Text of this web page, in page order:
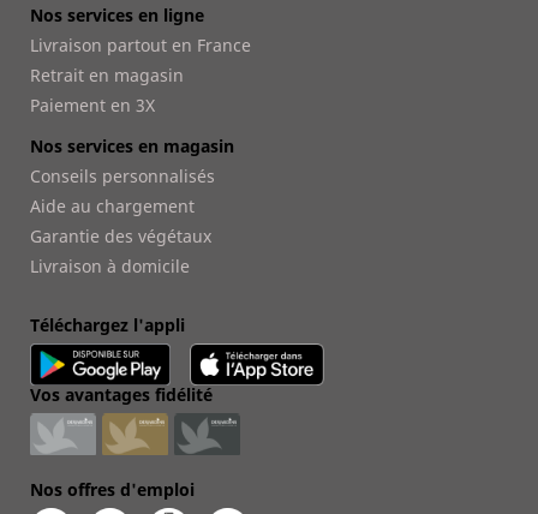
Nos services en ligne
Livraison partout en France
Retrait en magasin
Paiement en 3X
Nos services en magasin
Conseils personnalisés
Aide au chargement
Garantie des végétaux
Livraison à domicile
Téléchargez l'appli
Vos avantages fidélité
Nos offres d'emploi